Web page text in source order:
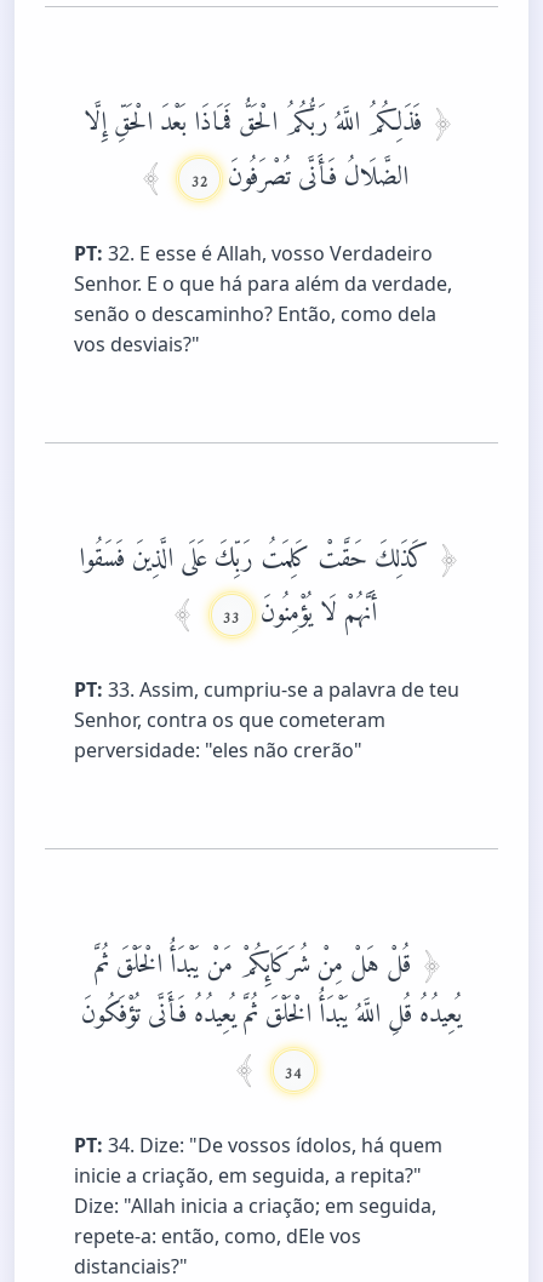
فَذَلِكُمُ اللَّهُ رَبُّكُمُ الْحَقُّ فَمَاذَا بَعْدَ الْحَقِّ إِلَّا
الضَّلَالُ فَأَنَّى تُصْرَفُونَ 32
PT: 32. E esse é Allah, vosso Verdadeiro
Senhor. E o que há para além da verdade,
senão o descaminho? Então, como dela
vos desviais?"
كَذَلِكَ حَقَّتْ كَلِمَتُ رَبِّكَ عَلَى الَّذِينَ فَسَقُوا
أَنَّهُمْ لَا يُؤْمِنُونَ 33
PT: 33. Assim, cumpriu-se a palavra de teu
Senhor, contra os que cometeram
perversidade: "eles não crerão"
قُلْ هَلْ مِنْ شُرَكَائِكُمْ مَنْ يَبْدَأُ الْخَلْقَ ثُمَّ
يُعِيدُهُ قُلِ اللَّهُ يَبْدَأُ الْخَلْقَ ثُمَّ يُعِيدُهُ فَأَنَّى تُؤْفَكُونَ
34
PT: 34. Dize: "De vossos ídolos, há quem
inicie a criação, em seguida, a repita?"
Dize: "Allah inicia a criação; em seguida,
repete-a: então, como, dEle vos
distanciais?"